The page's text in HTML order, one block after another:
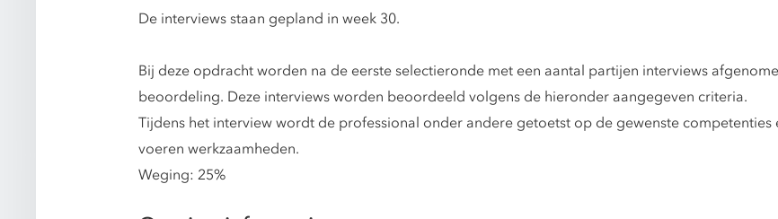
De interviews staan gepland in week 30.
Bij deze opdracht worden na de eerste selectieronde met een aantal partijen interviews
beoordeling. Deze interviews worden beoordeeld volgens de hieronder aangegeven criteria.
Tijdens het interview wordt de professional onder andere getoetst op de gewenste
voeren werkzaamheden.
Weging: 25%